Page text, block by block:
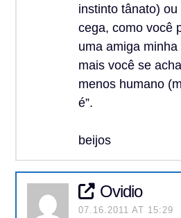
instinto tânato)
cega, como você
uma amiga minha
mais você se
menos humano
é”.
beijos
Ovidio
07.16.2011 AT 15:29